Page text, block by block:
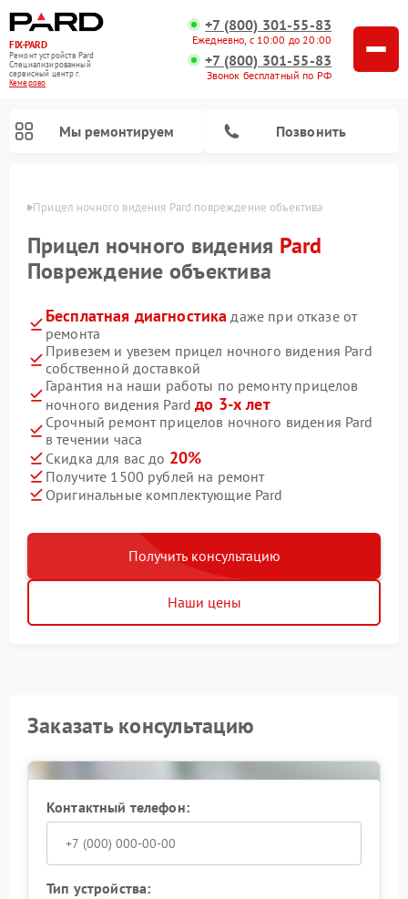
FIX-PARD
Ремонт устройств Pard
Специализированный
cервисный центр г.
Кемерово
+7 (800) 301-55-83
Ежедневно, с 10:00 до 20:00
+7 (800) 301-55-83
Звонок бесплатный по РФ
Мы ремонтируем Позвонить
Прицел ночного видения Pard повреждение объектива
Прицел ночного видения Pard
Повреждение объектива
Бесплатная диагностика даже при отказе от
ремонта
Привезем и увезем прицел ночного видения Pard
собственной доставкой
Гарантия на наши работы по ремонту прицелов
ночного видения Pardдо 3-х лет
Срочный ремонт прицелов ночного видения Pard
в течении часа
Скидка для вас до 20%
Получите 1500 рублей на ремонт
Оригинальные комплектующие Pard
Получить консультацию
Наши цены
Заказать консультацию
Контактный телефон:
Тип устройства: